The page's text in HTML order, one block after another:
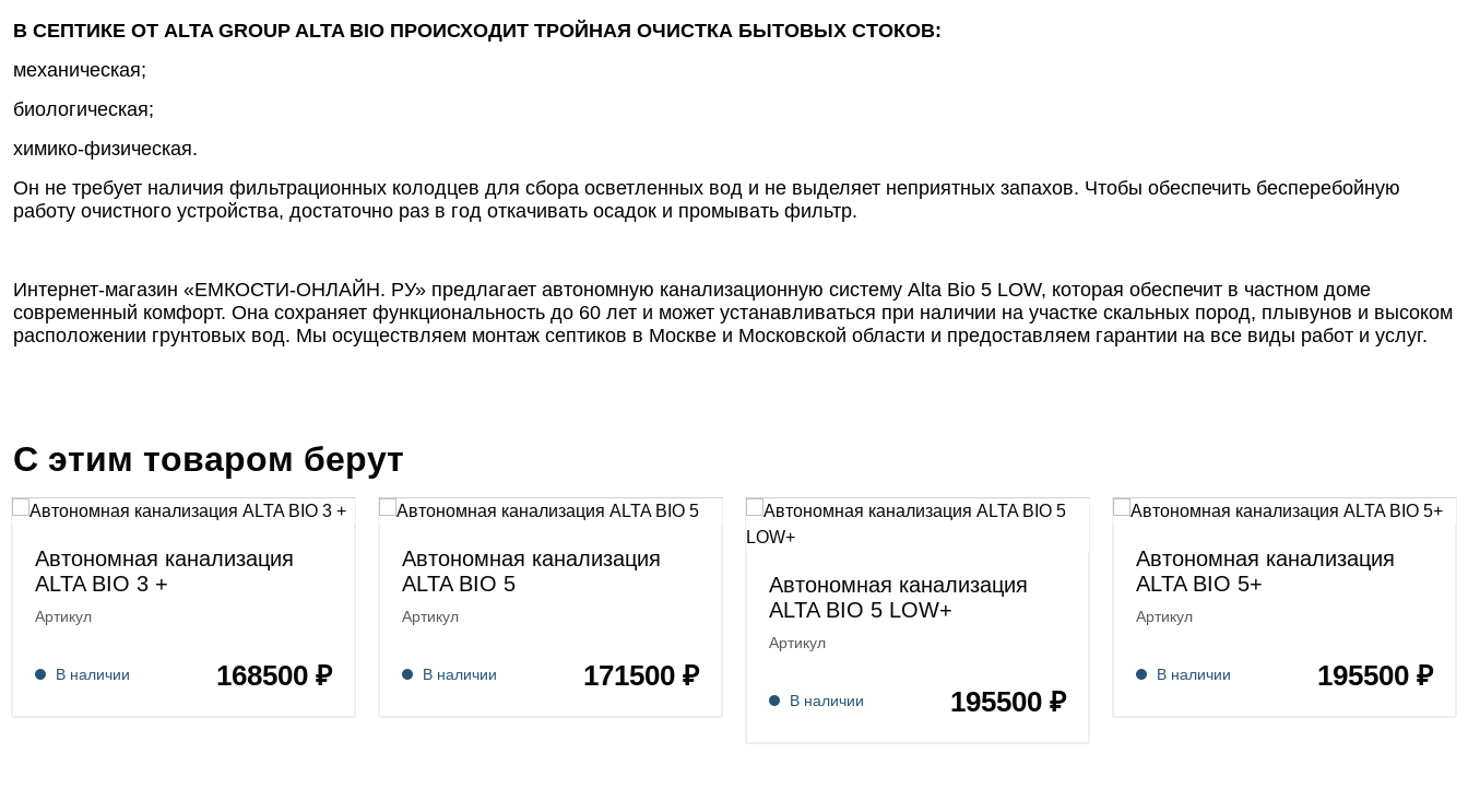
В СЕПТИКЕ ОТ ALTA GROUP ALTA BIO ПРОИСХОДИТ ТРОЙНАЯ ОЧИСТКА БЫТОВЫХ СТОКОВ:
механическая;
биологическая;
химико-физическая.
Он не требует наличия фильтрационных колодцев для сбора осветленных вод и не выделяет неприятных запахов. Чтобы обеспечить бесперебойную
работу очистного устройства, достаточно раз в год откачивать осадок и промывать фильтр.
Интернет-магазин «ЕМКОСТИ-ОНЛАЙН. РУ» предлагает автономную канализационную систему Alta Bio 5 LOW, которая обеспечит в частном доме
современный комфорт. Она сохраняет функциональность до 60 лет и может устанавливаться при наличии на участке скальных пород, плывунов и высоком
расположении грунтовых вод. Мы осуществляем монтаж септиков в Москве и Московской области и предоставляем гарантии на все виды работ и услуг.
С этим товаром берут
Автономная канализация
ALTA BIO 3 +
Артикул
В наличии 168500 ₽
Автономная канализация
ALTA BIO 5
Артикул
В наличии 171500 ₽
Автономная канализация
ALTA BIO 5 LOW+
Артикул
В наличии 195500 ₽
Автономная канализация
ALTA BIO 5+
Артикул
В наличии 195500 ₽